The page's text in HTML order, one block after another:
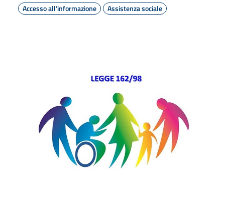
Accesso all'informazione
Assistenza sociale